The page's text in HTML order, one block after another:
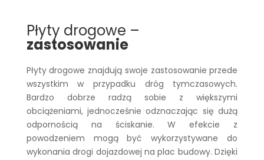
Płyty drogowe –
zastosowanie
Płyty drogowe znajdują swoje zastosowanie przede
wszystkim w przypadku dróg tymczasowych.
Bardzo dobrze radzą sobie z większymi
obciążeniami, jednocześnie odznaczając się dużą
odpornością na ściskanie. W efekcie z
powodzeniem mogą być wykorzystywane do
wykonania drogi dojazdowej na plac budowy. Dzięki